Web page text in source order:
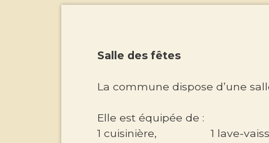
Salle des fêtes
La commune dispose d’une
Elle est équipée de :
1 cuisinière, 1 lave-